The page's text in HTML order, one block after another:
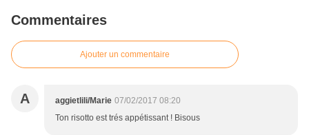
Commentaires
Ajouter un commentaire
A aggietlili/Marie 07/02/2017 08:20
Ton risotto est trés appétissant ! Bisous